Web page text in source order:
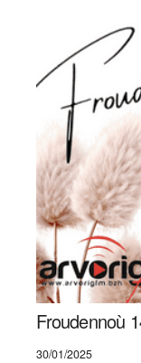
Froudennoù
30/01/2025